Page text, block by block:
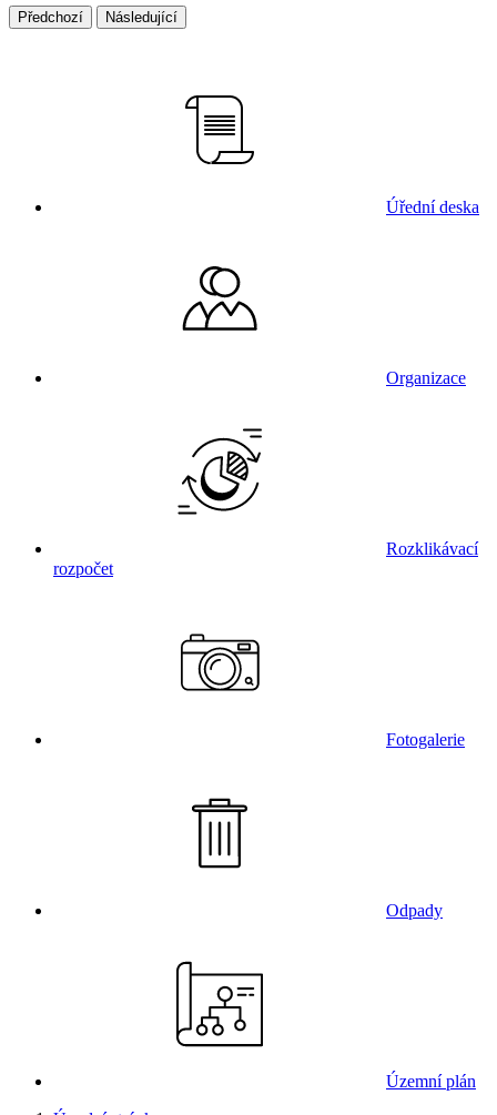
Předchozí Následující
Úřední deska
Organizace
Rozklikávací
rozpočet
Fotogalerie
Odpady
Územní plán